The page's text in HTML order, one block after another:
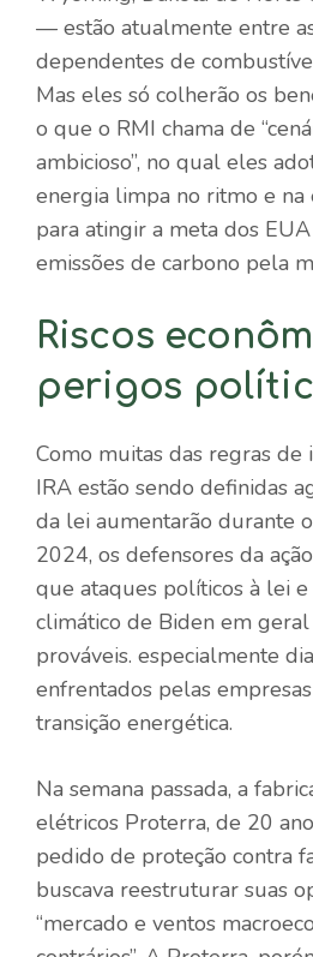
— estão atualmente entre
dependentes de
Mas eles só colherão os
o que o RMI chama de
ambicioso”, no qual eles
energia limpa no ritmo e na
para atingir a meta dos
emissões de carbono pela
Riscos
perigos
Como muitas das regras de
IRA estão sendo definidas
da lei aumentarão durante
2024, os defensores da
que ataques políticos à lei
climático de Biden em geral
prováveis. especialmente
enfrentados pelas
transição energética.
Na semana passada, a
elétricos Proterra, de 20
pedido de proteção contra
buscava reestruturar suas
“mercado e ventos